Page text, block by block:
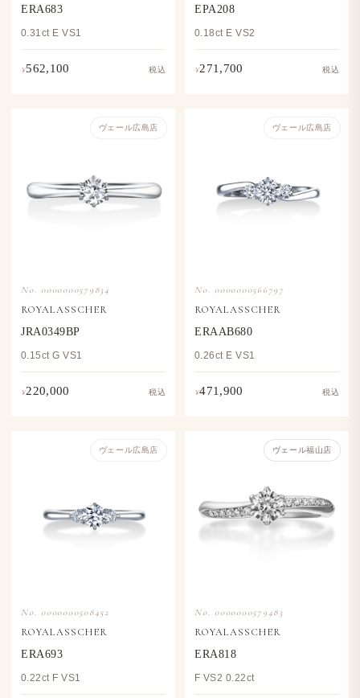
ERA683
0.31ct E VS1
¥562,100 税込
EPA208
0.18ct E VS2
¥271,700 税込
ヴェール​広島店
No. 0000000579834
ROYALASSCHER
JRA0349BP
0.15ct G VS1
¥220,000 税込
ヴェール​広島店
No. 0000000566797
ROYALASSCHER
ERAAB680
0.26ct E VS1
¥471,900 税込
ヴェール​広島店
No. 0000000508452
ROYALASSCHER
ERA693
0.22ct F VS1
ヴェール福山店
No. 0000000579483
ROYALASSCHER
ERA818
F VS2 0.22ct